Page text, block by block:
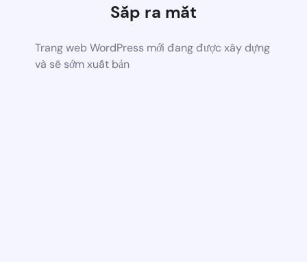
Sắp ra mắt
Trang web WordPress mới đang được xây dựng
và sẽ sớm xuất bản